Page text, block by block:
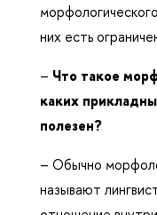
них есть
– Что такое
каких
полезен?
– Обычно
называют